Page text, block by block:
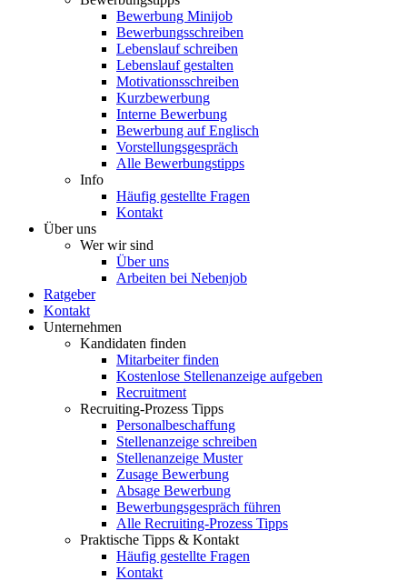
Bewerbung Minijob
Bewerbungsschreiben
Lebenslauf schreiben
Lebenslauf gestalten
Motivationsschreiben
Kurzbewerbung
Interne Bewerbung
Bewerbung auf Englisch
Vorstellungsgespräch
Alle Bewerbungstipps
Info
Häufig gestellte Fragen
Kontakt
Über uns
Wer wir sind
Über uns
Arbeiten bei Nebenjob
Ratgeber
Kontakt
Unternehmen
Kandidaten finden
Mitarbeiter finden
Kostenlose Stellenanzeige aufgeben
Recruitment
Recruiting-Prozess Tipps
Personalbeschaffung
Stellenanzeige schreiben
Stellenanzeige Muster
Zusage Bewerbung
Absage Bewerbung
Bewerbungsgespräch führen
Alle Recruiting-Prozess Tipps
Praktische Tipps & Kontakt
Häufig gestellte Fragen
Kontakt